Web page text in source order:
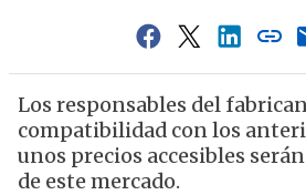
Los responsables del
compatibilidad con los
unos precios accesibles
de este mercado.